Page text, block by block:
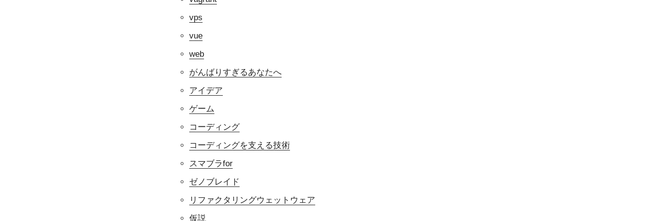
vps
vue
web
がんばりすぎるあなたへ
アイデア
ゲーム
コーディング
コーディングを支える技術
スマブラfor
ゼノブレイド
リファクタリングウェットウェア
仮説